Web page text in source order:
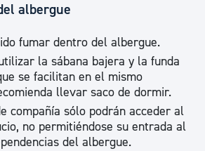
albergue
fumar dentro del albergue.
la sábana bajera y la funda
se facilitan en el mismo
llevar saco de dormir.
compañía sólo podrán acceder al
no permitiéndose su entrada al
del albergue.